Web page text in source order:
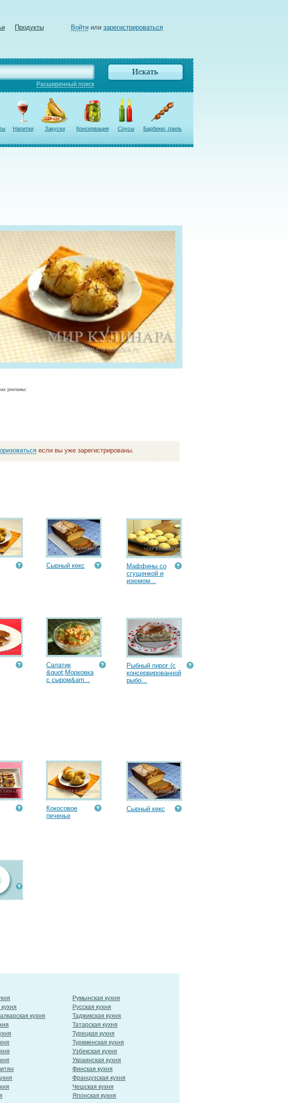
Продукты Войтиили зарегистрироваться
Расширенный поиск
Напитки Закуски Консервация Соусы Барбекю, гриль
рекламы:
если вы уже зарегистрированы.
Сырный кекс
Маффины со
сгущенкой и
изюмом...
Салатик
&quot;Морковка
с сыром&am...
Рыбный пирог (с
консервированной
рыбо...
Кокосовое
печенье
Сырный кекс
кухня
Румынская кухня
Русская кухня
Таджикская кухня
Татарская кухня
Турецкая кухня
Туркменская кухня
Узбекская кухня
Украинская кухня
Финская кухня
Французская кухня
Чешская кухня
Японская кухня